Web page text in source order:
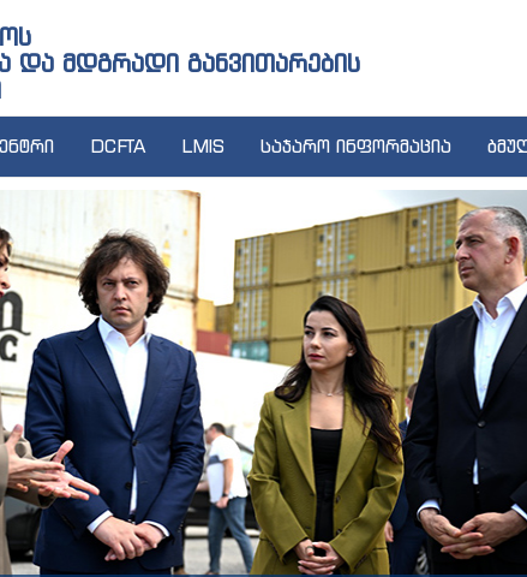
და მდგრადი განვითარების
DCFTA LMIS საჯარო ინფორმაცია